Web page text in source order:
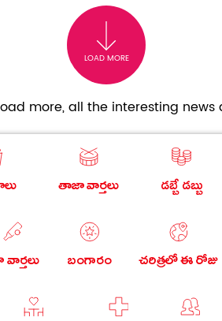
LOAD MORE
more, all the interesting
తాజా వార్తలు డబ్బే డబ్బు
వార్తలు బంగారం చరిత్రలో ఈ రోజు